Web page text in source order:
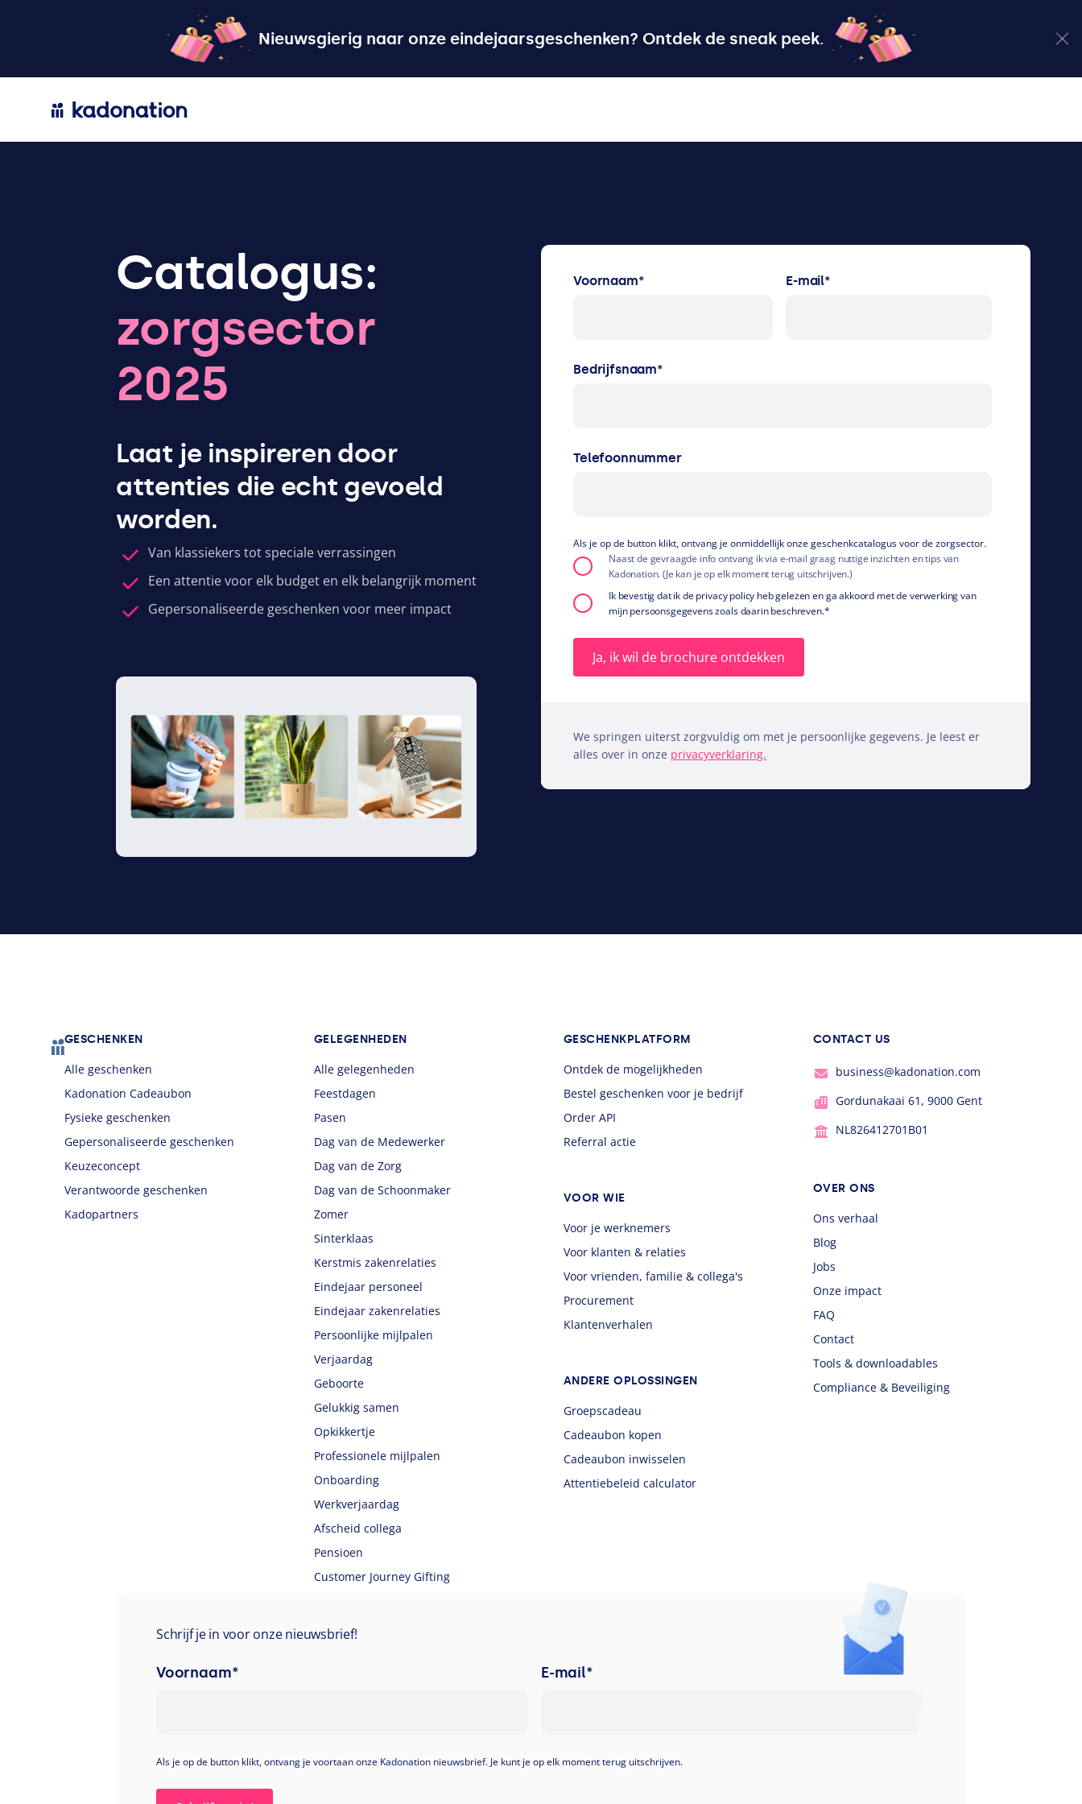
Nieuwsgierig naar onze eindejaarsgeschenken? Ontdek de sneak peek.
Catalogus:
zorgsector
2025
Laat je inspireren door
attenties die echt gevoeld
worden.
Van klassiekers tot speciale verrassingen
Een attentie voor elk budget en elk belangrijk moment
Gepersonaliseerde geschenken voor meer impact
Voornaam* E-mail*
Bedrijfsnaam*
Telefoonnummer
Als je op de button klikt, ontvang je onmiddellijk onze geschenkcatalogus voor de zorgsector.
Naast de gevraagde info ontvang ik via e-mail graag nuttige inzichten en tips van
Kadonation. (Je kan je op elk moment terug uitschrijven.)
Ik bevestig dat ik de privacy policy heb gelezen en ga akkoord met de verwerking van
mijn persoonsgegevens zoals daarin beschreven.*
We springen uiterst zorgvuldig om met je persoonlijke gegevens. Je leest er
alles over in onze privacyverklaring.
Footer
GESCHENKEN
Alle geschenken
Kadonation Cadeaubon
Fysieke geschenken
Gepersonaliseerde geschenken
Keuzeconcept
Verantwoorde geschenken
Kadopartners
GELEGENHEDEN
Alle gelegenheden
Feestdagen
Pasen
Dag van de Medewerker
Dag van de Zorg
Dag van de Schoonmaker
Zomer
Sinterklaas
Kerstmis zakenrelaties
Eindejaar personeel
Eindejaar zakenrelaties
Persoonlijke mijlpalen
Verjaardag
Geboorte
Gelukkig samen
Opkikkertje
Professionele mijlpalen
Onboarding
Werkverjaardag
Afscheid collega
Pensioen
Customer Journey Gifting
GESCHENKPLATFORM
Ontdek de mogelijkheden
Bestel geschenken voor je bedrijf
Order API
Referral actie
VOOR WIE
Voor je werknemers
Voor klanten & relaties
Voor vrienden, familie & collega's
Procurement
Klantenverhalen
ANDERE OPLOSSINGEN
Groepscadeau
Cadeaubon kopen
Cadeaubon inwisselen
Attentiebeleid calculator
CONTACT US
business@kadonation.com
Gordunakaai 61, 9000 Gent
NL826412701B01
OVER ONS
Ons verhaal
Blog
Jobs
Onze impact
FAQ
Contact
Tools & downloadables
Compliance & Beveiliging
Schrijf je in voor onze nieuwsbrief!
Voornaam* E-mail*
Als je op de button klikt, ontvang je voortaan onze Kadonation nieuwsbrief. Je kunt je op elk moment terug uitschrijven.